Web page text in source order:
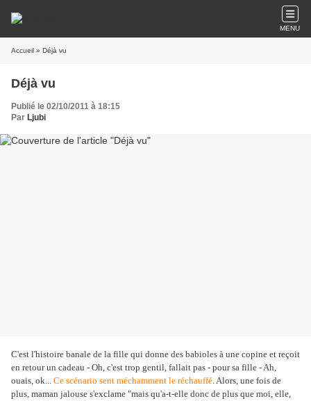
MENU
Accueil » Déjà vu
Déjà vu
Publié le 02/10/2011 à 18:15
Par Ljubi
C'est l'histoire banale de la fille qui donne des babioles à une copine et reçoit
en retour un cadeau - Oh, c'est trop gentil, fallait pas - pour sa fille - Ah,
ouais, ok... Ce scénario sent méchamment le réchauffé. Alors, une fois de
plus, maman jalouse s'exclame "mais qu'a-t-elle donc de plus que moi, elle,